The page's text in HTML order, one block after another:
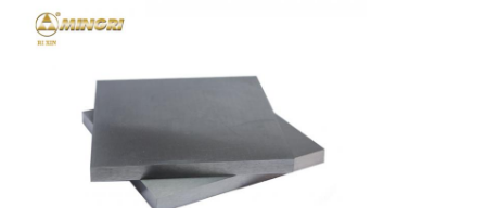
TRANG
WEB
PRIVACY
POLICY